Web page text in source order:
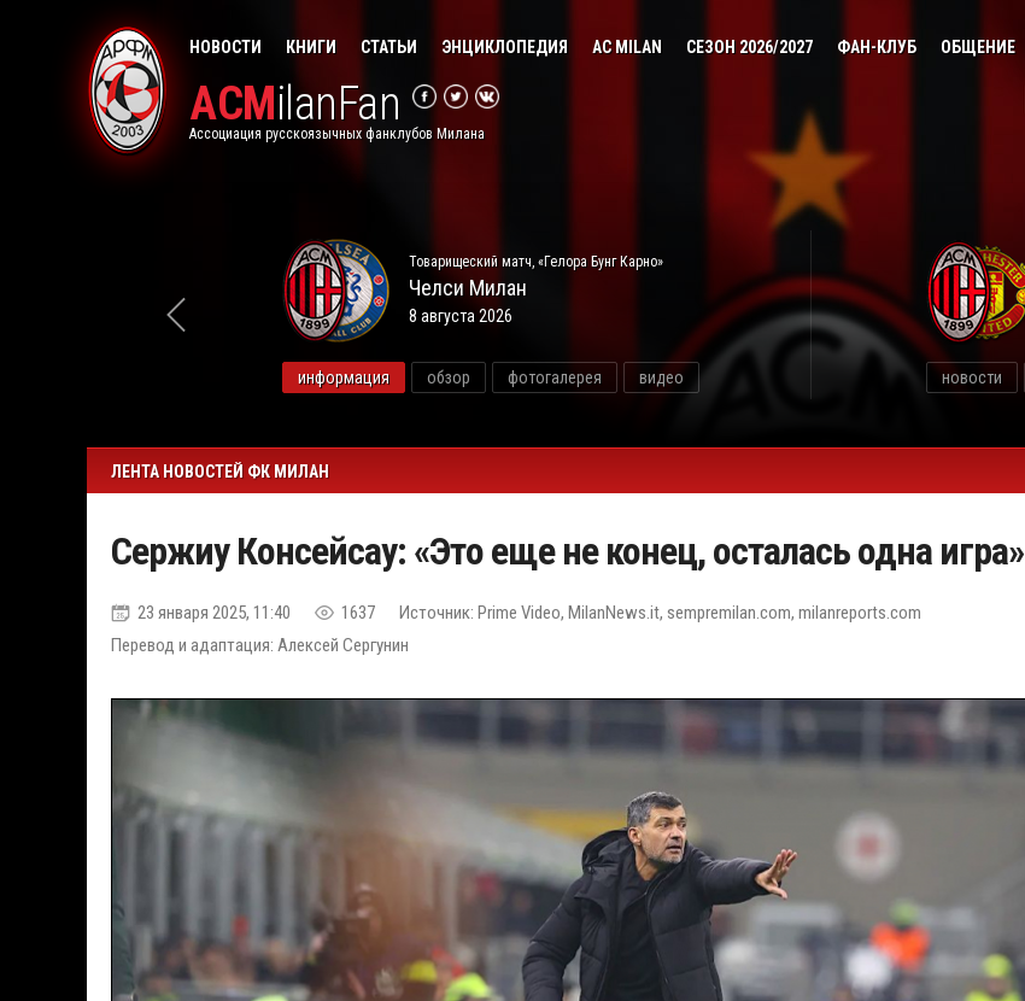
НОВОСТИ КНИГИ СТАТЬИ ЭНЦИКЛОПЕДИЯ AC MILAN СЕЗОН 2026/2027 ФАН-КЛУБ ОБЩЕНИЕ
ACMilanFan
Ассоциация русскоязычных фанклубов Милана
Товарищеский матч, «Гелора Бунг Карно»
Челси Милан
8 августа 2026
информация обзор фотогалерея видео новости
ЛЕНТА НОВОСТЕЙ ФК МИЛАН
Сержиу Консейсау: «Это еще не конец, осталась одна игра»
23 января 2025, 11:40 1637
Источник: Prime Video, MilanNews.it, sempremilan.com, milanreports.com
Перевод и адаптация: Алексей Сергунин